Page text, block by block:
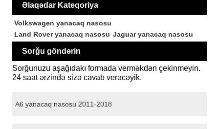
Əlaqədar Kateqoriya
Volkswagen yanacaq nasosu
Land Rover yanacaq nasosu Jaguar yanacaq nasosu
Sorğu göndərin
Sorğunuzu aşağıdakı formada verməkdən çekinmeyin.
24 saat ərzində sizə cavab verəcəyik.